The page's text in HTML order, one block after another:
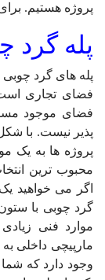
پروژه هستیم.
پله گرد
پله های گرد
فضای تجاری
فضای موجود
پذیر نیست. با
پروژه ها به یک
محبوب ترین
اگر می خواهید
گرد چوبی با
موارد فنی
مارپیچی داخلی به
وجود دارد که شما